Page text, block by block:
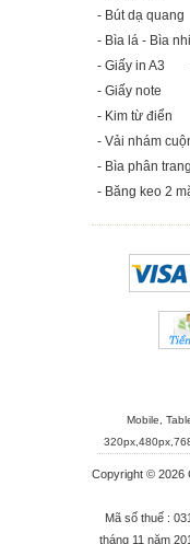
- Bút dạ quang
- Bìa lá - Bìa
- Giấy in A3
- Giấy note
- Kim từ điển
- Vải nhám
- Bìa phân trang
- Băng keo 2
Mobile,
Copyright © 2026
Mã số thuế :
tháng 11 năm